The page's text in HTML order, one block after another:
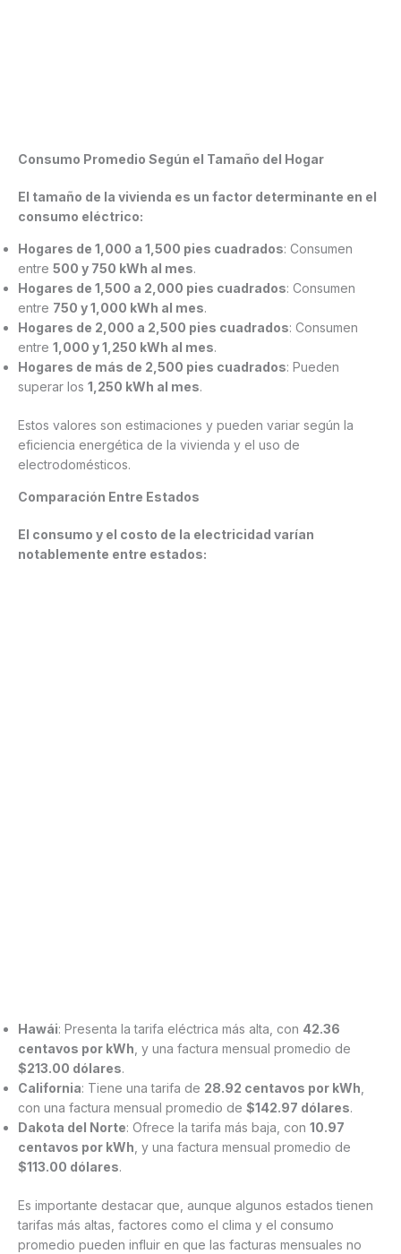
Consumo Promedio Según el Tamaño del Hogar
El tamaño de la vivienda es un factor determinante en el
consumo eléctrico:
Hogares de 1,000 a 1,500 pies cuadrados: Consumen
entre 500 y 750 kWh al mes.
Hogares de 1,500 a 2,000 pies cuadrados: Consumen
entre 750 y 1,000 kWh al mes.
Hogares de 2,000 a 2,500 pies cuadrados: Consumen
entre 1,000 y 1,250 kWh al mes.
Hogares de más de 2,500 pies cuadrados: Pueden
superar los 1,250 kWh al mes.
Estos valores son estimaciones y pueden variar según la
eficiencia energética de la vivienda y el uso de
electrodomésticos.
Comparación Entre Estados
El consumo y el costo de la electricidad varían
notablemente entre estados:
Hawái: Presenta la tarifa eléctrica más alta, con 42.36
centavos por kWh , y una factura mensual promedio de
$213.00 dólares.
California: Tiene una tarifa de 28.92 centavos por kWh
con una factura mensual promedio de $142.97 dólares.
Dakota del Norte: Ofrece la tarifa más baja, con 10.97
centavos por kWh , y una factura mensual promedio de
$113.00 dólares.
Es importante destacar que, aunque algunos estados tienen
tarifas más altas, factores como el clima y el consumo
promedio pueden influir en que las facturas mensuales no